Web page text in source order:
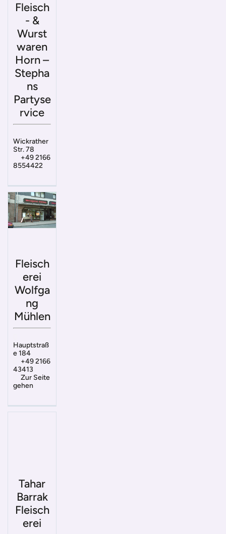
Fleisch
- &
Wurst
waren
Horn –
Stepha
ns
Partyse
rvice
Wickrather
Str. 78
+49 2166
8554422
Fleisch
erei
Wolfga
ng
Mühlen
Hauptstraß
e 184
+49 2166
43413
Zur Seite
gehen
Tahar
Barrak
Fleisch
erei